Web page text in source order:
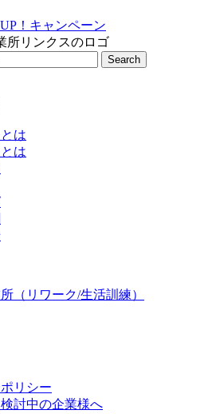
Search
は
は
（リワーク/生活訓練）
リシー
討中の企業様へ